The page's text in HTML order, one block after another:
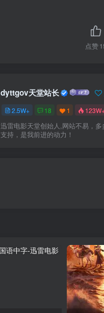
点赞
dyttgov天堂站长
2.5W+ 18 1
迅雷电影天堂创始人,网站不易，多
支持，是我前进的动力！